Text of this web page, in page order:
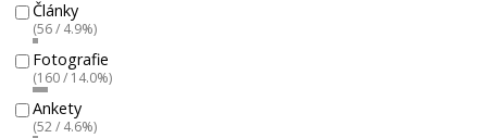
Články
(56 / 4.9%)
Fotografie
(160 / 14.0%)
Ankety
(52 / 4.6%)